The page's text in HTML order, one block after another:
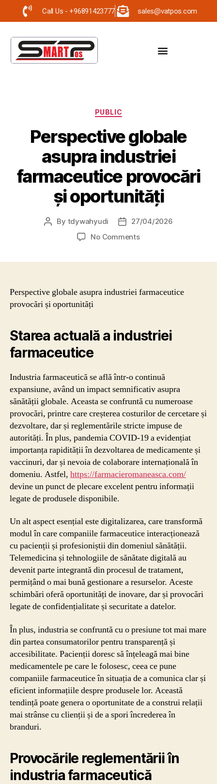
Call Us - +96891423777 sales@vatpos.com
PUBLIC
Perspective globale
asupra industriei
farmaceutice provocări
și oportunități
By tdywahyudi
27/04/2026
No Comments
Perspective globale asupra industriei farmaceutice
provocări și oportunități
Starea actuală a industriei
farmaceutice
Industria farmaceutică se află într-o continuă
expansiune, având un impact semnificativ asupra
sănătății globale. Aceasta se confruntă cu numeroase
provocări, printre care creșterea costurilor de cercetare și
dezvoltare, dar și reglementările stricte impuse de
autorități. În plus, pandemia COVID-19 a evidențiat
importanța rapidității în dezvoltarea de medicamente și
vaccinuri, dar și nevoia de colaborare internațională în
domeniu. Astfel, https://farmacieromaneasca.com/
devine un punct de plecare excelent pentru informații
legate de produsele disponibile.
Un alt aspect esențial este digitalizarea, care transformă
modul în care companiile farmaceutice interacționează
cu pacienții și profesioniștii din domeniul sănătății.
Telemedicina și tehnologiile de sănătate digitală au
devenit parte integrantă din procesul de tratament,
permițând o mai bună gestionare a resurselor. Aceste
schimbări oferă oportunități de inovare, dar și provocări
legate de confidențialitate și securitate a datelor.
În plus, industria se confruntă cu o presiune tot mai mare
din partea consumatorilor pentru transparență și
accesibilitate. Pacienții doresc să înțeleagă mai bine
medicamentele pe care le folosesc, ceea ce pune
companiile farmaceutice în situația de a comunica clar și
eficient informațiile despre produsele lor. Această
tendință poate genera o oportunitate de a construi relații
mai strânse cu clienții și de a spori încrederea în
branduri.
Provocările reglementării în
industria farmaceutică